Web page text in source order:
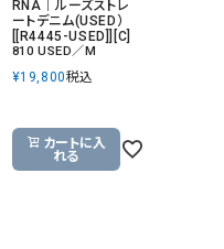
リウ
THIRTY（サーティ）
UNIVERSAL OVERALL（
RNA｜ルーズストレ
ートデニム(USED）
[[R4445-USED]][C]
810 USED／M
¥19,800税込
カートに入
れる